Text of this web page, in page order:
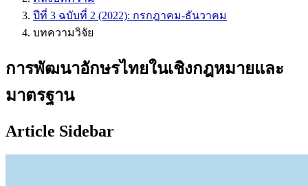
ปีที่ 3 ฉบับที่ 2 (2022): กรกฎาคม-ธันวาคม
บทความวิจัย
การพัฒนาอักษรไทยในเชิงกฎหมายและ
มาตรฐาน
Article Sidebar